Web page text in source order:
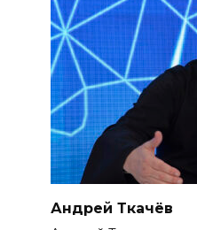
Андрей Ткачёв